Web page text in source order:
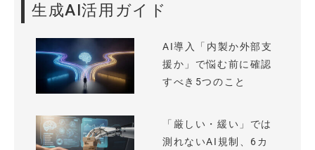
生成AI活用ガイド
AI導入「内製か外部支
援か」で悩む前に確認
すべき5つのこと
「厳しい・緩い」では
測れないAI規制、6カ